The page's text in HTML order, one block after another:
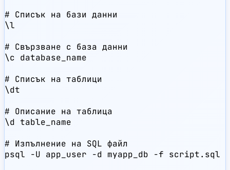
# Списък на бази данни
\l
# Свързване с база данни
\c database_name
# Списък на таблици
\dt
# Описание на таблица
\d table_name
# Изпълнение на SQL файл
psql -U app_user -d myapp_db -f script.sql